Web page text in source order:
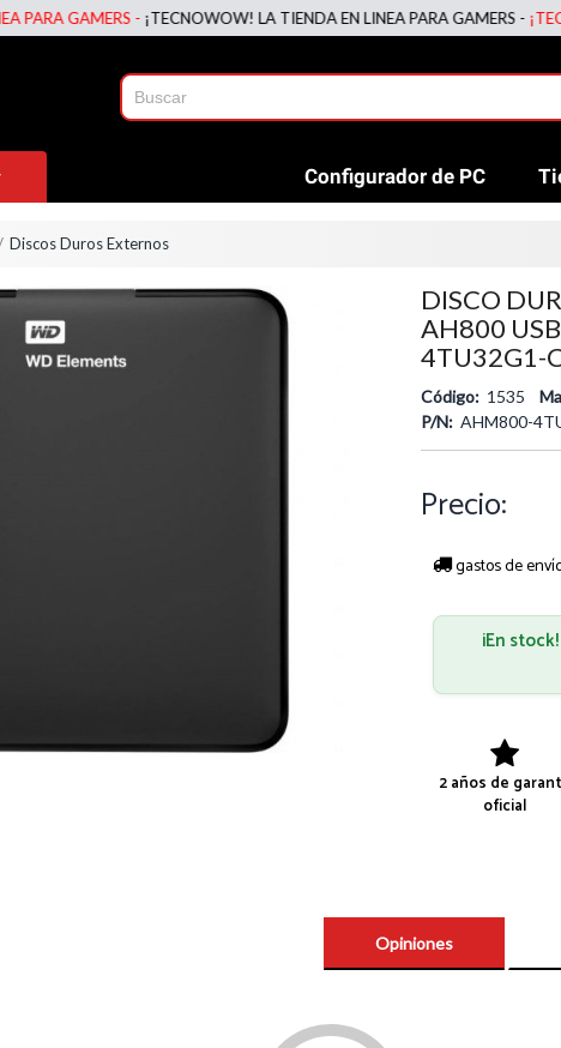
GAMERS -¡TECNOWOW! LA TIENDA EN LINEA PARA GAMERS -
Configurador de PC
Discos Duros Externos
DISCO
AH800
4TU32G1-
Código: 1535
P/N: AHM800-
Precio:
gastos de envío
¡En
2 años de
oficial
Opiniones